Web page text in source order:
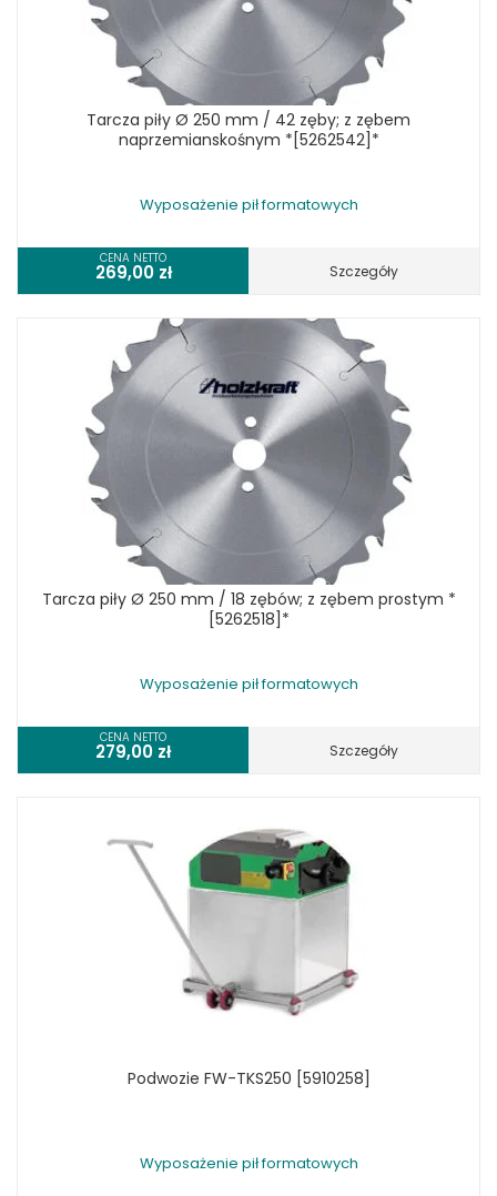
Tarcza piły Ø 250 mm / 42 zęby; z zębem
naprzemianskośnym *[5262542]*
Wyposażenie pił formatowych
CENA NETTO
269,00 zł Szczegóły
Tarcza piły Ø 250 mm / 18 zębów; z zębem prostym *
[5262518]*
Wyposażenie pił formatowych
CENA NETTO
279,00 zł Szczegóły
Podwozie FW-TKS250 [5910258]
Wyposażenie pił formatowych